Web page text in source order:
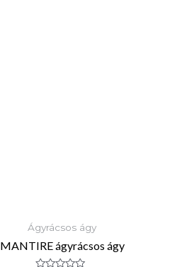
Ágyrácsos ágy
MANTIRE ágyrácsos ágy